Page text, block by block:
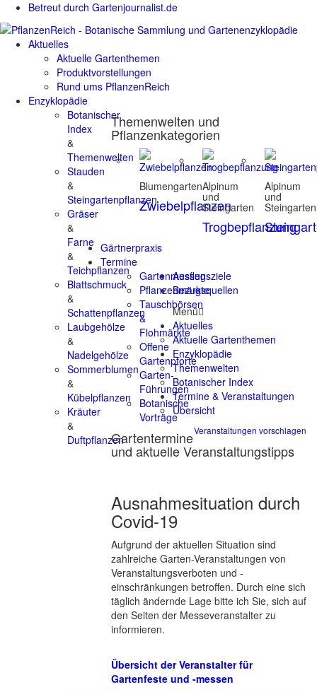
Betreut durch Gartenjournalist.de
Aktuelles
Aktuelle Gartenthemen
Produktvorstellungen
Rund ums PflanzenReich
Enzyklopädie
Botanischer
Index
&
Themenwelten
Stauden
&
Steingartenpflanzen
Gräser
&
Farne
&
Teichpflanzen
Blattschmuck
&
Schattenpflanzen
Laubgehölze
&
Nadelgehölze
Sommerblumen
&
Kübelpflanzen
Kräuter
&
Duftpflanzen
Themenwelten und
Pflanzenkategorien
Blumengarten
Zwiebelpflanzen
Alpinum
und
Steingarten
Trogbepflanzung
Alpinum
und
Steingarten
Gärtnerpraxis
Termine
Gartenmessen
Pflanzenmärkte
Tauschbörsen
&
Flohmärkte
Offene
Gartenpforte
Garten-
Führungen
Botanische
Vorträge
Veranstaltungen vorschlagen
Gartentermine
und aktuelle Veranstaltungstipps
Ausnahmesituation durch
Covid-19
Aufgrund der aktuellen Situation sind
zahlreiche Garten-Veranstaltungen von
Veranstaltungsverboten und -
einschränkungen betroffen. Durch eine sich
täglich ändernde Lage bitte ich Sie, sich auf
den Seiten der Messeveranstalter zu
informieren.
Übersicht der Veranstalter für
Gartenfeste und -messen
Ausflugsziele
Bezugsquellen
Menü
Aktuelles
Aktuelle Gartenthemen
Enzyklopädie
Themenwelten
Botanischer Index
Termine & Veranstaltungen
Übersicht